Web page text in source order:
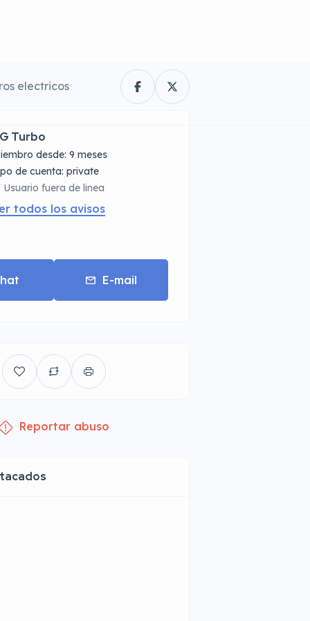
electricos
Turbo
desde: 9 meses
de cuenta: private
Usuario fuera de linea
todos los avisos
E-mail
Reportar abuso